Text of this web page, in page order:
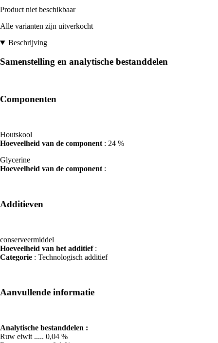
Product niet beschikbaar
Alle varianten zijn uitverkocht
Beschrijving
Samenstelling en analytische bestanddelen
Componenten
Houtskool
Hoeveelheid van de component : 24 %
Glycerine
Hoeveelheid van de component :
Additieven
conserveermiddel
Hoeveelheid van het additief:
Categorie : Technologisch additief
Aanvullende informatie
Analytische bestanddelen :
Ruw eiwit ..... 0,04 %